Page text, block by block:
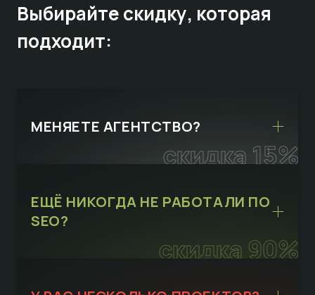
Выбирайтескидку, которая
подходит:
скидка 15%
МЕНЯЕТЕ АГЕНТСТВО?
скидка 90%
ЕЩЁ НИКОГДА НЕ РАБОТАЛИ ПО
SEO?